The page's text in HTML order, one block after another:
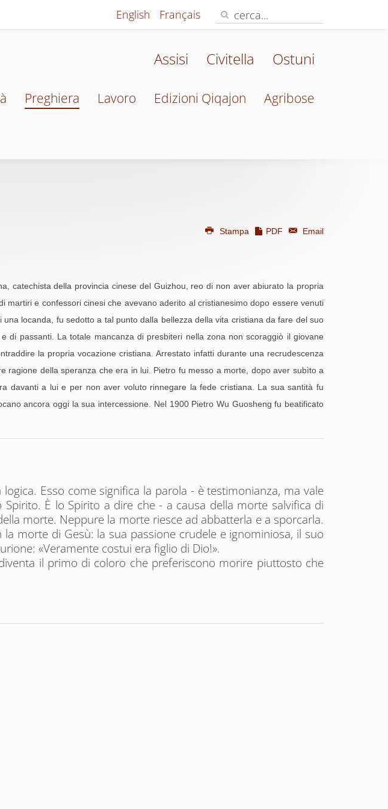
English Français
Assisi Civitella Ostuni
Preghiera Lavoro Edizioni Qiqajon Agribose
Stampa PDF Email
catechista della provincia cinese del Guizhou, reo di non aver abiurato la propria
e confessori cinesi che avevano aderito al cristianesimo dopo essere venuti
locanda, fu sedotto a tal punto dalla bellezza della vita cristiana da fare del suo
passanti. La totale mancanza di presbiteri nella zona non scoraggiò il giovane
la propria vocazione cristiana. Arrestato infatti durante una recrudescenza
della speranza che era in lui. Pietro fu messo a morte, dopo aver subìto a
davanti a lui e per non aver voluto rinnegare la fede cristiana. La sua santità fu
ancora oggi la sua intercessione. Nel 1900 Pietro Wu Guosheng fu beatificato
Esso come significa la parola - è testimonianza, ma vale
È lo Spirito a dire che - a causa della morte salvifica di
morte. Neppure la morte riesce ad abbatterla e a sporcarla.
morte di Gesù: la sua passione crudele e ignominiosa, il suo
«Veramente costui era figlio di Dio!».
il primo di coloro che preferiscono morire piuttosto che